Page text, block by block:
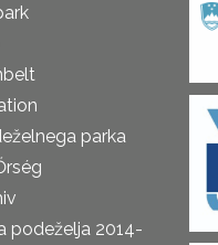
parka
podeželja 2014-